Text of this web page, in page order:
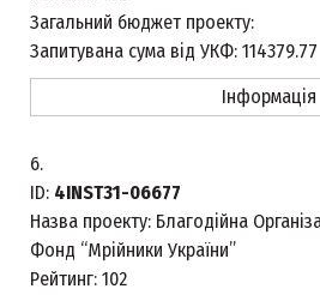
Загальний бюджет проекту:
Запитувана сума від УКФ: 114379.77
Інформація
6.
ID: 4INST31-06677
Назва проекту: Благодійна
Фонд “Мрійники України”
Рейтинг: 102